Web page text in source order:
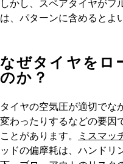
しかし、スペアタイヤがフ
は、パターンに含めるとよ
なぜタイヤをロ
のか？
タイヤの空気圧が適切でな
変わったりするなどの要因
ことがあります。
ミスマッ
ッドの偏摩耗は、ハンドリ